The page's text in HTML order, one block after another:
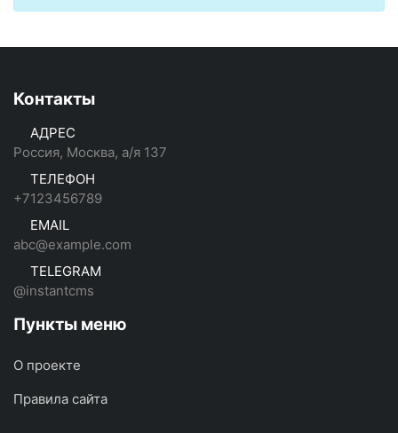
Контакты
АДРЕС
Россия, Москва, а/я 137
ТЕЛЕФОН
+7123456789
EMAIL
abc@example.com
TELEGRAM
@instantcms
Пункты меню
О проекте
Правила сайта